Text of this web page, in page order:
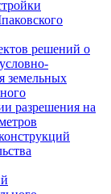
решений о
земельных
разрешения на